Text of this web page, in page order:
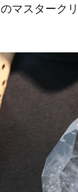
マスターク